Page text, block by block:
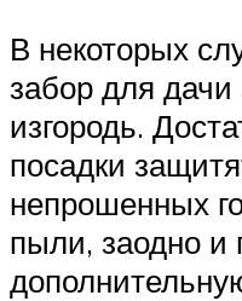
В некоторых
забор для
изгородь.
посадки
непрошенных
пыли, заодно и